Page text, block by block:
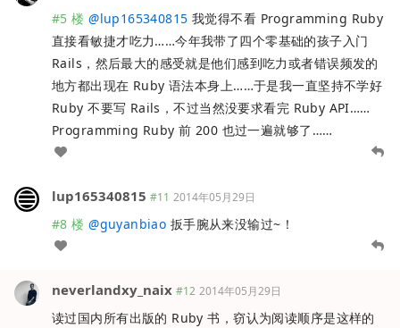
#5 楼 @lup165340815 我觉得不看 Programming Ruby
直接看敏捷才吃力……今年我带了四个零基础的孩子入门
Rails，然后最大的感受就是他们感到吃力或者错误频发的
地方都出现在 Ruby 语法本身上……于是我一直坚持不学好
Ruby 不要写 Rails，不过当然没要求看完 Ruby API……
Programming Ruby 前 200 也过一遍就够了……
lup165340815 #11 2014年05月29日
#8 楼 @guyanbiao 扳手腕从来没输过~！
neverlandxy_naix #12 2014年05月29日
读过国内所有出版的 Ruby 书，窃认为阅读顺序是这样的